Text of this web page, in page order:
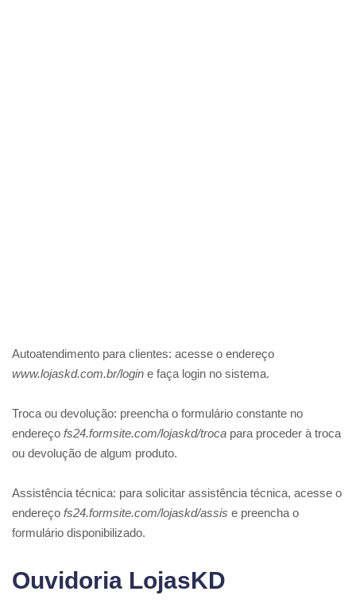
Autoatendimento para clientes: acesse o endereço
www.lojaskd.com.br/login e faça login no sistema.
Troca ou devolução: preencha o formulário constante no
endereço fs24.formsite.com/lojaskd/troca para proceder à troca
ou devolução de algum produto.
Assistência técnica: para solicitar assistência técnica, acesse o
endereço fs24.formsite.com/lojaskd/assis e preencha o
formulário disponibilizado.
Ouvidoria LojasKD